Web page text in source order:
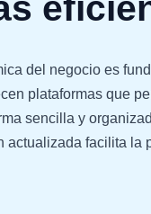
del negocio es
plataformas que
sencilla y
actualizada facilita